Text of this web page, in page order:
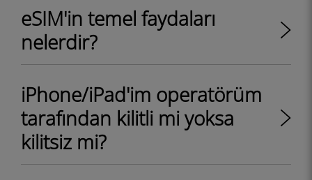
eSIM'in temel faydaları
nelerdir?
iPhone/iPad'im operatörüm
tarafından kilitli mi yoksa
kilitsiz mi?